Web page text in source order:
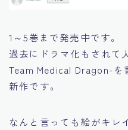
1～5巻まで発売中です。
過去にドラマ化もされて
Team Medical Dragon-を
新作です。
なんと言っても絵がキレ